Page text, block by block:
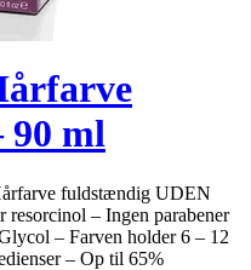
90 ml
fuldstændig UDEN
– Ingen parabener
– Farven holder 6 – 12
– Op til 65%